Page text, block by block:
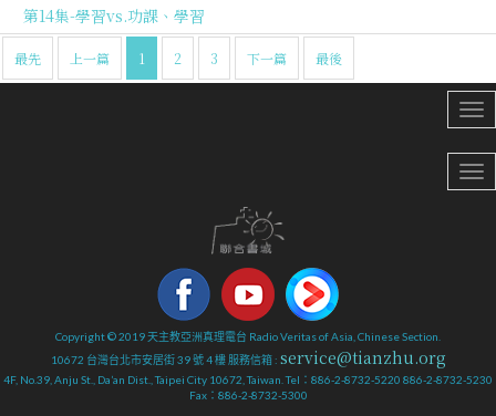
第14集-學習vs.功課、學習
最先 上一篇 1 2 3 下一篇 最後
Copyright © 2019 天主教亞洲真理電台 Radio Veritas of Asia, Chinese Section.
10672 台灣台北市安居街 39 號 4 樓 服務信箱 : service@tianzhu.org
4F, No.39, Anju St., Da’an Dist., Taipei City 10672, Taiwan. Tel：886-2-8732-5220 886-2-8732-5230
Fax：886-2-8732-5300